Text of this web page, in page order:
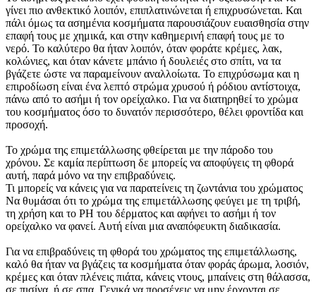
γίνει πιο ανθεκτικό λοιπόν, επιπλατινώνεται ή επιχρυσώνεται. Και
πάλι όμως τα ασημένια κοσμήματα παρουσιάζουν ευαισθησία στην
επαφή τους με χημικά, και στην καθημερινή επαφή τους με το
νερό. Το καλύτερο θα ήταν λοιπόν, όταν φοράτε κρέμες, λακ,
κολώνιες, και όταν κάνετε μπάνιο ή δουλειές στο σπίτι, να τα
βγάζετε ώστε να παραμείνουν αναλλοίωτα. Το επιχρύσωμα και η
επιροδίωση είναι ένα λεπτό στρώμα χρυσού ή ρόδιου αντίστοιχα,
πάνω από το ασήμι ή τον ορείχαλκο. Για να διατηρηθεί το χρώμα
του κοσμήματος όσο το δυνατόν περισσότερο, θέλει φροντίδα και
προσοχή.
Το χρώμα της επιμετάλλωσης φθείρεται με την πάροδο του
χρόνου. Σε καμία περίπτωση δε μπορείς να αποφύγεις τη φθορά
αυτή, παρά μόνο να την επιβραδύνεις.
Τι μπορείς να κάνεις για να παρατείνεις τη ζωντάνια του χρώματος
Να θυμάσαι ότι το χρώμα της επιμετάλλωσης φεύγει με τη τριβή,
τη χρήση και το PH του δέρματος και αφήνει το ασήμι ή τον
ορείχαλκο να φανεί. Αυτή είναι μια αναπόφευκτη διαδικασία.
Για να επιβραδύνεις τη φθορά του χρώματος της επιμετάλλωσης,
καλό θα ήταν να βγάζεις τα κοσμήματα όταν φοράς άρωμα, λοσιόν,
κρέμες και όταν πλένεις πιάτα, κάνεις ντους, μπαίνεις στη θάλασσα,